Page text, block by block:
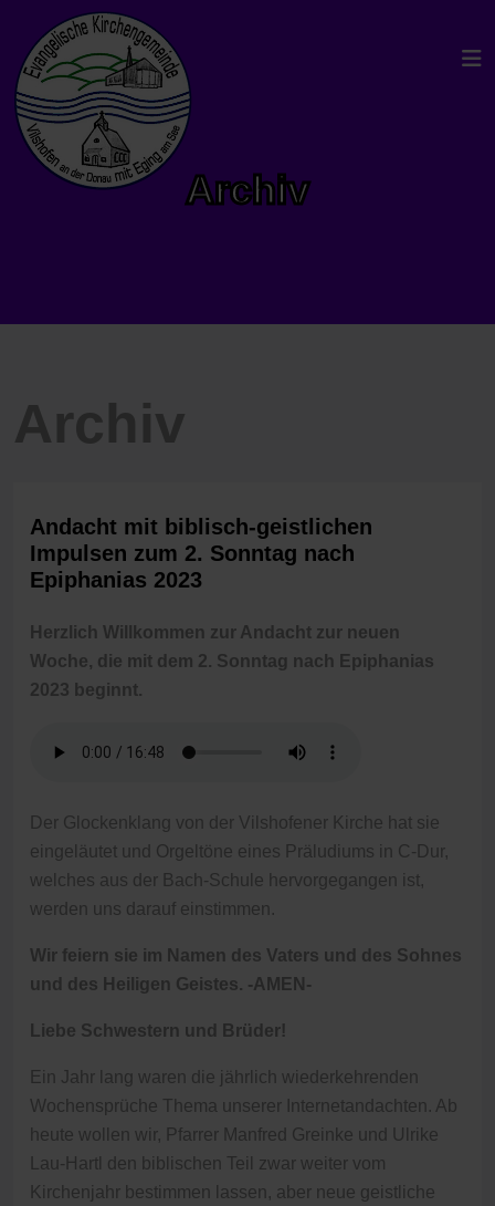
Archiv
Archiv
Andacht mit biblisch-geistlichen
Impulsen zum 2. Sonntag nach
Epiphanias 2023
Herzlich Willkommen zur Andacht zur neuen
Woche, die mit dem 2. Sonntag nach Epiphanias
2023 beginnt.
Der Glockenklang von der Vilshofener Kirche hat sie
eingeläutet und Orgeltöne eines Präludiums in C-Dur,
welches aus der Bach-Schule hervorgegangen ist,
werden uns darauf einstimmen.
Wir feiern sie im Namen des Vaters und des Sohnes
und des Heiligen Geistes. -AMEN-
Liebe Schwestern und Brüder!
Ein Jahr lang waren die jährlich wiederkehrenden
Wochensprüche Thema unserer Internetandachten. Ab
heute wollen wir, Pfarrer Manfred Greinke und Ulrike
Lau-Hartl den biblischen Teil zwar weiter vom
Kirchenjahr bestimmen lassen, aber neue geistliche